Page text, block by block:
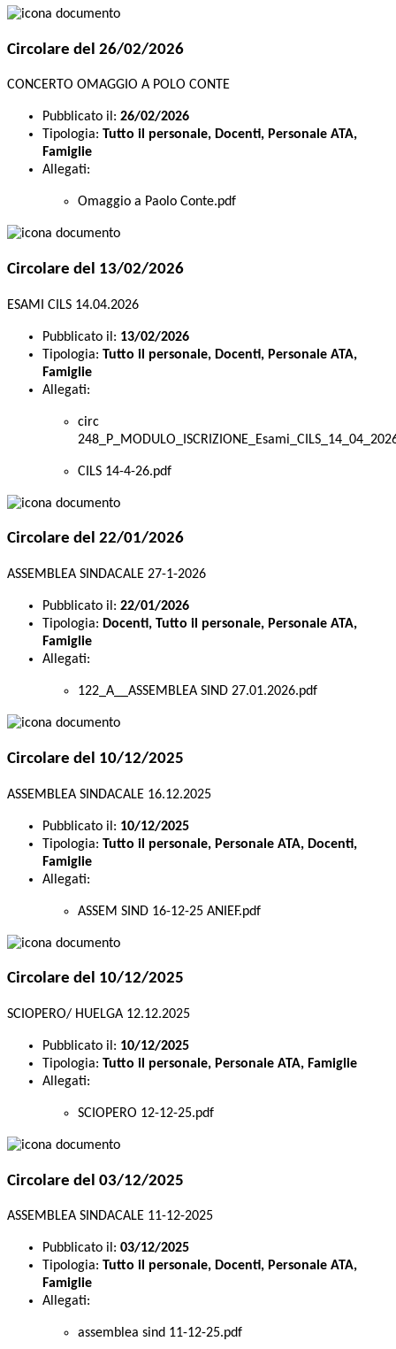
Circolare del 26/02/2026
CONCERTO OMAGGIO A POLO CONTE
Pubblicato il: 26/02/2026
Tipologia: Tutto il personale, Docenti, Personale ATA,
Famiglie
Allegati:
Omaggio a Paolo Conte.pdf
Circolare del 13/02/2026
ESAMI CILS 14.04.2026
Pubblicato il: 13/02/2026
Tipologia: Tutto il personale, Docenti, Personale ATA,
Famiglie
Allegati:
circ
CILS 14-4-26.pdf
Circolare del 22/01/2026
ASSEMBLEA SINDACALE 27-1-2026
Pubblicato il: 22/01/2026
Tipologia: Docenti, Tutto il personale, Personale ATA,
Famiglie
Allegati:
122_A__ASSEMBLEA SIND 27.01.2026.pdf
Circolare del 10/12/2025
ASSEMBLEA SINDACALE 16.12.2025
Pubblicato il: 10/12/2025
Tipologia: Tutto il personale, Personale ATA, Docenti,
Famiglie
Allegati:
ASSEM SIND 16-12-25 ANIEF.pdf
Circolare del 10/12/2025
SCIOPERO/ HUELGA 12.12.2025
Pubblicato il: 10/12/2025
Tipologia: Tutto il personale, Personale ATA, Famiglie
Allegati:
SCIOPERO 12-12-25.pdf
Circolare del 03/12/2025
ASSEMBLEA SINDACALE 11-12-2025
Pubblicato il: 03/12/2025
Tipologia: Tutto il personale, Docenti, Personale ATA,
Famiglie
Allegati:
assemblea sind 11-12-25.pdf